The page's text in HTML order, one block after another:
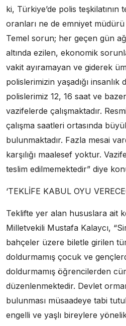
ki, Türkiye’de polis teşkilatının
oranları ne de emniyet müdürü
Temel sorun; her geçen gün
altında ezilen, ekonomik
vakit ayıramayan ve giderek
polislerimizin yaşadığı insanlık
polislerimiz 12, 16 saat ve
vazifelerde çalışmaktadır.
çalışma saatleri ortasında
bulunmaktadır. Fazla mesai
karşılığı maalesef yoktur.
teslim edilmemektedir” diye
‘TEKLİFE KABUL OYU
Teklifte yer alan hususlara ait
Milletvekili Mustafa Kalaycı,
bahçeler üzere biletle girilen
doldurmamış çocuk ve
doldurmamış öğrencilerden
düzenlenmektedir. Devlet
bulunması müsaadeye tabi
engelli ve yaşlı bireylere